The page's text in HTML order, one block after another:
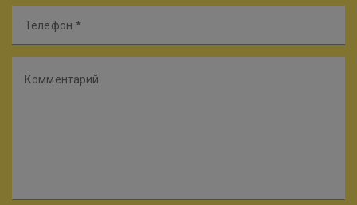
Телефон
Комментарий